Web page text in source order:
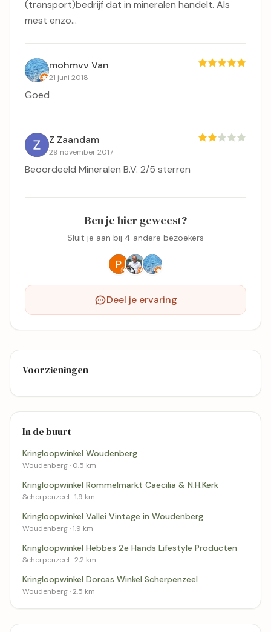
(transport)bedrijf dat in mineralen handelt. Als
mest enzo...
mohmvv Van
21 juni 2018
Goed
Z Zaandam
29 november 2017
Beoordeeld Mineralen B.V. 2/5 sterren
Ben je hier geweest?
Sluit je aan bij 4 andere bezoekers
Deel je ervaring
Voorzieningen
In de buurt
Kringloopwinkel Woudenberg
Woudenberg · 0,5 km
Kringloopwinkel Rommelmarkt Caecilia & N.H.Kerk
Scherpenzeel · 1,9 km
Kringloopwinkel Vallei Vintage in Woudenberg
Woudenberg · 1,9 km
Kringloopwinkel Hebbes 2e Hands Lifestyle Producten
Scherpenzeel · 2,2 km
Kringloopwinkel Dorcas Winkel Scherpenzeel
Woudenberg · 2,5 km